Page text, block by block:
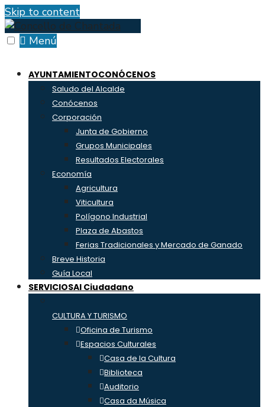
Skip to content
Menú
AYUNTAMIENTOCONÓCENOS
Saludo del Alcalde
Conócenos
Corporación
Junta de Gobierno
Grupos Municipales
Resultados Electorales
Economía
Agricultura
Viticultura
Polígono Industrial
Plaza de Abastos
Ferias Tradicionales y Mercado de Ganado
Breve Historia
Guía Local
SERVICIOSAl Ciudadano
CULTURA Y TURISMO
Oficina de Turismo
Espacios Culturales
Casa de la Cultura
Biblioteca
Auditorio
Casa da Música